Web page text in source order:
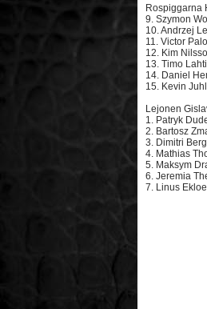
Rospiggarna
9. Szymon
10. Andrzej
11. Victor
12. Kim
13. Timo
14. Daniel
15. Kevin
Lejonen
1. Patryk
2. Bartosz
3. Dimitri
4. Mathias
5. Maksym
6. Jeremia
7. Linus